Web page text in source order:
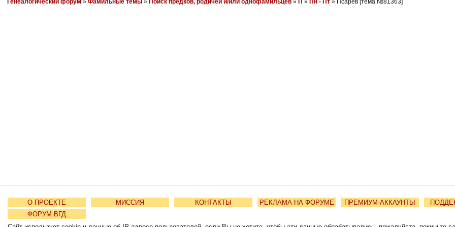
Генеалогический форум » Фамильные темы» Поиск предков, родичей и/или однофамильцев» П » Пн - Пт» Псарёв [тема №81363]
О ПРОЕКТЕ МИССИЯ КОНТАКТЫ РЕКЛАМА НА ФОРУМЕ ПРЕМИУМ-АККАУНТЫ
ФОРУМ ВГД